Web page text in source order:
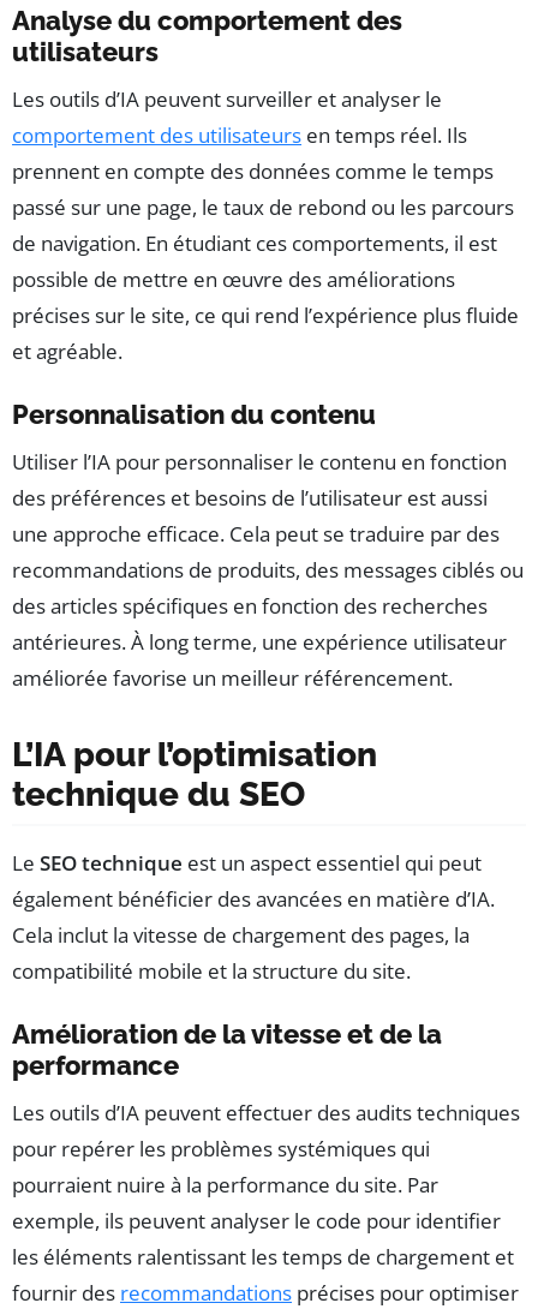
Analyse du comportement des
utilisateurs
Les outils d’IA peuvent surveiller et analyser le
comportement des utilisateurs en temps réel. Ils
prennent en compte des données comme le temps
passé sur une page, le taux de rebond ou les parcours
de navigation. En étudiant ces comportements, il est
possible de mettre en œuvre des améliorations
précises sur le site, ce qui rend l’expérience plus fluide
et agréable.
Personnalisation du contenu
Utiliser l’IA pour personnaliser le contenu en fonction
des préférences et besoins de l’utilisateur est aussi
une approche efficace. Cela peut se traduire par des
recommandations de produits, des messages ciblés ou
des articles spécifiques en fonction des recherches
antérieures. À long terme, une expérience utilisateur
améliorée favorise un meilleur référencement.
L’IA pour l’optimisation
technique du SEO
Le SEO technique est un aspect essentiel qui peut
également bénéficier des avancées en matière d’IA.
Cela inclut la vitesse de chargement des pages, la
compatibilité mobile et la structure du site.
Amélioration de la vitesse et de la
performance
Les outils d’IA peuvent effectuer des audits techniques
pour repérer les problèmes systémiques qui
pourraient nuire à la performance du site. Par
exemple, ils peuvent analyser le code pour identifier
les éléments ralentissant les temps de chargement et
fournir des recommandations précises pour optimiser